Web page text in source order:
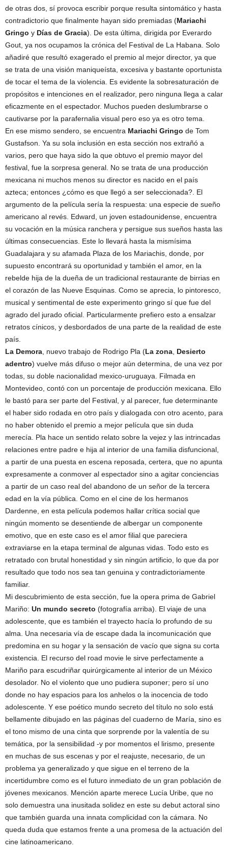
de otras dos, sí provoca escribir porque resulta sintomático y hasta
contradictorio que finalmente hayan sido premiadas (Mariachi
Gringo y Días de Gracia). De esta última, dirigida por Everardo
Gout, ya nos ocupamos la crónica del Festival de La Habana. Solo
añadiré que resultó exagerado el premio al mejor director, ya que
se trata de una visión maniqueísta, excesiva y bastante oportunista
de tocar el tema de la violencia. Es evidente la sobresaturación de
propósitos e intenciones en el realizador, pero ninguna llega a calar
eficazmente en el espectador. Muchos pueden deslumbrarse o
cautivarse por la parafernalia visual pero eso ya es otro tema.
En ese mismo sendero, se encuentra Mariachi Gringo de Tom
Gustafson. Ya su sola inclusión en esta sección nos extrañó a
varios, pero que haya sido la que obtuvo el premio mayor del
festival, fue la sorpresa general. No se trata de una producción
mexicana ni muchos menos su director es nacido en el país
azteca; entonces ¿cómo es que llegó a ser seleccionada?. El
argumento de la película sería la respuesta: una especie de sueño
americano al revés. Edward, un joven estadounidense, encuentra
su vocación en la música ranchera y persigue sus sueños hasta las
últimas consecuencias. Este lo llevará hasta la mismísima
Guadalajara y su afamada Plaza de los Mariachis, donde, por
supuesto encontrará su oportunidad y también el amor, en la
rebelde hija de la dueña de un tradicional restaurante de birrias en
el corazón de las Nueve Esquinas. Como se aprecia, lo pintoresco,
musical y sentimental de este experimento gringo sí que fue del
agrado del jurado oficial. Particularmente prefiero esto a ensalzar
retratos cínicos, y desbordados de una parte de la realidad de este
país.
La Demora , nuevo trabajo de Rodrigo Pla (La zona Desierto
adentro) vuelve más difuso o mejor aún determina, de una vez por
todas, su doble nacionalidad mexico-uruguaya. Filmada en
Montevideo, contó con un porcentaje de producción mexicana. Ello
le bastó para ser parte del Festival, y al parecer, fue determinante
el haber sido rodada en otro país y dialogada con otro acento, para
no haber obtenido el premio a mejor película que sin duda
merecía. Pla hace un sentido relato sobre la vejez y las intrincadas
relaciones entre padre e hija al interior de una familia disfuncional,
a partir de una puesta en escena reposada, certera, que no apunta
expresamente a conmover al espectador sino a agitar conciencias
a partir de un caso real del abandono de un señor de la tercera
edad en la vía pública. Como en el cine de los hermanos
Dardenne, en esta película podemos hallar crítica social que
ningún momento se desentiende de albergar un componente
emotivo, que en este caso es el amor filial que pareciera
extraviarse en la etapa terminal de algunas vidas. Todo esto es
retratado con brutal honestidad y sin ningún artificio, lo que da por
resultado que todo nos sea tan genuina y contradictoriamente
familiar.
Mi descubrimiento de esta sección, fue la opera prima de Gabriel
Mariño: Un mundo secreto (fotografía arriba). El viaje de una
adolescente, que es también el trayecto hacía lo profundo de su
alma. Una necesaria vía de escape dada la incomunicación que
predomina en su hogar y la sensación de vacío que signa su corta
existencia. El recurso del road movie le sirve perfectamente a
Mariño para escudriñar quirúrgicamente al interior de un México
desolador. No el violento que uno pudiera suponer; pero sí uno
donde no hay espacios para los anhelos o la inocencia de todo
adolescente. Y ese poético mundo secreto del título no solo está
bellamente dibujado en las páginas del cuaderno de María, sino es
el tono mismo de una cinta que sorprende por la valentía de su
temática, por la sensibilidad -y por momentos el lirismo, presente
en muchas de sus escenas y por el reajuste, necesario, de un
problema ya generalizado y que sigue en el terreno de la
incertidumbre como es el futuro inmediato de un gran población de
jóvenes mexicanos. Mención aparte merece Lucía Uribe, que no
solo demuestra una inusitada solidez en este su debut actoral sino
que también guarda una innata complicidad con la cámara. No
queda duda que estamos frente a una promesa de la actuación del
cine latinoamericano.